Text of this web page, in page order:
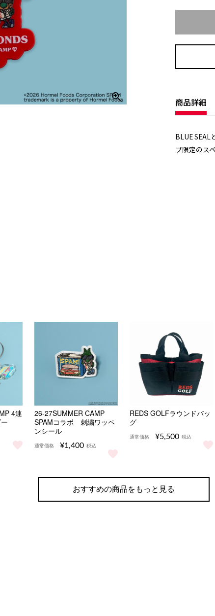
商品詳細
BLUE SEAL
プ限定のス
トタグキーホルダー をもっと見る
4連
4連アクリルキーホルダー をもっと見る
26-27SUMMER CAMP
SPAMコラボ 刺繍ワッペ
ンシール
通常価格 ¥1,400 税込
26-27SUMMER CAMP SPAMコラボ 刺繍ワッペ
REDS GOLFラウンドバッ
グ
通常価格 ¥5,500 税込
REDS GOLFラウンド
おすすめの商品をもっと見る